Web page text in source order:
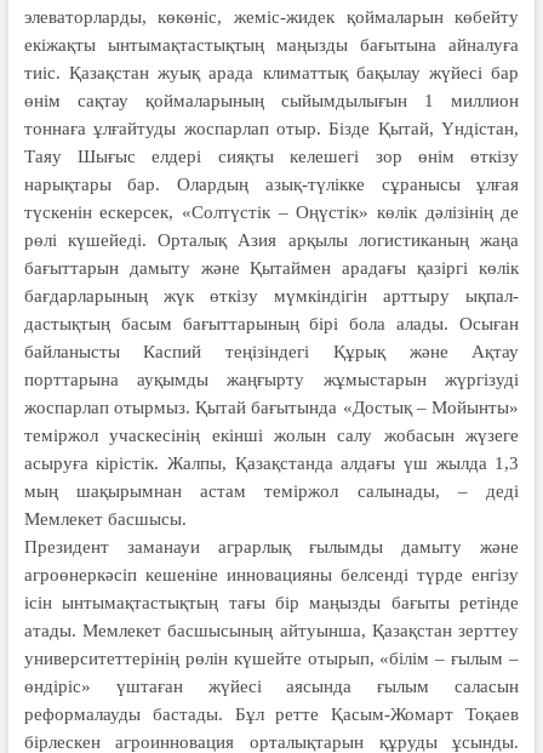
элеваторларды, көкөніс, жеміс-жидек қоймаларын көбейту
екіжақты ынтымақтастықтың маңызды бағытына айналуға
тиіс. Қазақстан жуық арада климаттық бақы­лау жүйесі бар
өнім сақтау қоймаларының сыйымдылығын 1 миллион
тоннаға ұлғайтуды жоспарлап отыр. Бізде Қытай, Үндістан,
Таяу Шығыс елдері сияқты келешегі зор өнім өткізу
нарықтары бар. Олардың азық-түлікке сұранысы ұлғая
түскенін ескерсек, «Солтүстік – Оңүстік» көлік дәлізінің де
рөлі күшейеді. Орталық Азия арқылы логистиканың жаңа
бағыттарын дамыту және Қытаймен арадағы қазіргі көлік
бағдарларының жүк өткізу мүмкіндігін арттыру ықпал­
дастықтың басым бағыттарының бірі бола алады. Осыған
байланысты Каспий теңізіндегі Құрық және Ақтау
порттарына ауқымды жаңғырту жұмыстарын жүргізуді
жоспарлап отырмыз. Қытай бағытында «Достық – Мойынты»
теміржол учаскесінің екінші жолын салу жобасын жүзеге
асыруға кірістік. Жалпы, Қазақстанда алдағы үш жылда 1,3
мың шақырымнан астам теміржол салынады, – деді
Мемлекет басшысы.
Президент заманауи аграрлық ғылымды дамыту және
агроөнеркәсіп кешеніне инновацияны белсенді түрде енгізу
ісін ынтымақтастықтың тағы бір маңызды бағыты ретінде
атады. Мемлекет басшысының айтуынша, Қазақстан зерттеу
университеттерінің рөлін күшейте отырып, «білім – ғылым –
өндіріс» үштаған жүйесі аясында ғылым саласын
реформалауды бастады. Бұл ретте Қасым-Жомарт Тоқаев
бірлескен агроинновация орталықтарын құруды ұсынды.